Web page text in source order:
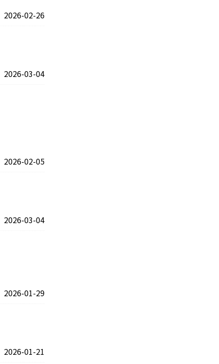
2026-02-26
2026-03-04
2026-02-05
2026-03-04
2026-01-29
2026-01-21